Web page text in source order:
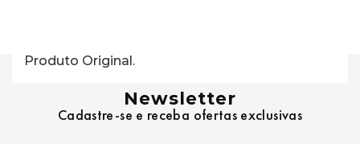
Produto Original.
Newsletter
Cadastre-se e receba ofertas exclusivas